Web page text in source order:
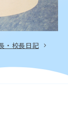
・校長日記